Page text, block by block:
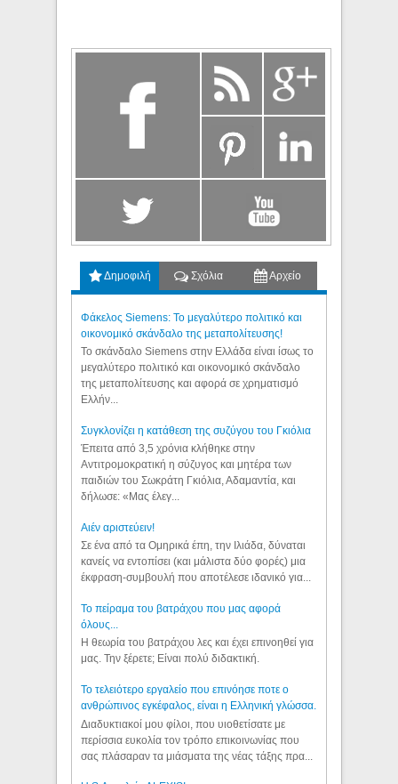
Δημοφιλή Σχόλια Αρχείο
Φάκελος Siemens: Το μεγαλύτερο πολιτικό και
οικονομικό σκάνδαλο της μεταπολίτευσης!
Το σκάνδαλο Siemens στην Ελλάδα είναι ίσως το
μεγαλύτερο πολιτικό και οικονομικό σκάνδαλο
της μεταπολίτευσης και αφορά σε χρηματισμό
Ελλήν...
Συγκλονίζει η κατάθεση της συζύγου του Γκιόλια
Έπειτα από 3,5 χρόνια κλήθηκε στην
Αντιτρομοκρατική η σύζυγος και μητέρα των
παιδιών του Σωκράτη Γκιόλια, Αδαμαντία, και
δήλωσε: «Μας έλεγ...
Aιέν αριστεύειν!
Σε ένα από τα Ομηρικά έπη, την Ιλιάδα, δύναται
κανείς να εντοπίσει (και μάλιστα δύο φορές) μια
έκφραση-συμβουλή που αποτέλεσε ιδανικό για...
Το πείραμα του βατράχου που μας αφορά
όλους...
Η θεωρία του βατράχου λες και έχει επινοηθεί για
μας. Την ξέρετε; Είναι πολύ διδακτική.
Το τελειότερο εργαλείο που επινόησε ποτε ο
ανθρώπινος εγκέφαλος, είναι η Ελληνική γλώσσα.
Διαδυκτιακοί μου φίλοι, που υιοθετίσατε με
περίσσια ευκολία τον τρόπο επικοινωνίας που
σας πλάσαραν τα μιάσματα της νέας τάξης πρα...